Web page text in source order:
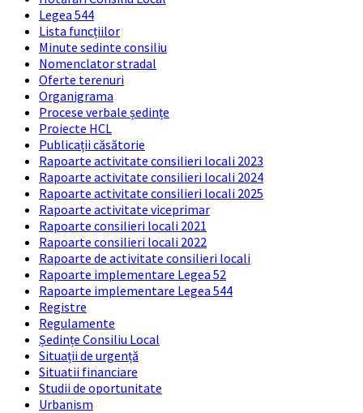
Legea 544
Lista funcțiilor
Minute sedinte consiliu
Nomenclator stradal
Oferte terenuri
Organigrama
Procese verbale ședințe
Proiecte HCL
Publicații căsătorie
Rapoarte activitate consilieri locali 2023
Rapoarte activitate consilieri locali 2024
Rapoarte activitate consilieri locali 2025
Rapoarte activitate viceprimar
Rapoarte consilieri locali 2021
Rapoarte consilieri locali 2022
Rapoarte de activitate consilieri locali
Rapoarte implementare Legea 52
Rapoarte implementare Legea 544
Registre
Regulamente
Ședințe Consiliu Local
Situații de urgență
Situatii financiare
Studii de oportunitate
Urbanism